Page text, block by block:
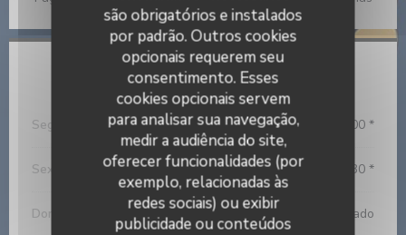
são obrigatórios e instalados
por padrão. Outros cookies
opcionais requerem seu
consentimento. Esses
cookies opcionais servem
para analisar sua navegação,
medir a audiência do site,
oferecer funcionalidades (por
exemplo, relacionadas às
redes sociais) ou exibir
publicidade ou conteúdos
Horário de abertura
Seg 12:00 - 14:00 * • 19:00 - 21:00 *
Sex 12:00 - 14:00 * • 19:00 - 22:30 *
Domingo Fechado
Restaurant La P'tite Souris Vannes